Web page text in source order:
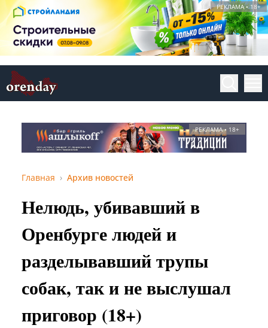
РЕКЛАМА • 18+
РЕКЛАМА • 18+
Главная Архив новостей
Нелюдь, убивавший в
Оренбурге людей и
разделывавший трупы
собак, так и не выслушал
приговор (18+)